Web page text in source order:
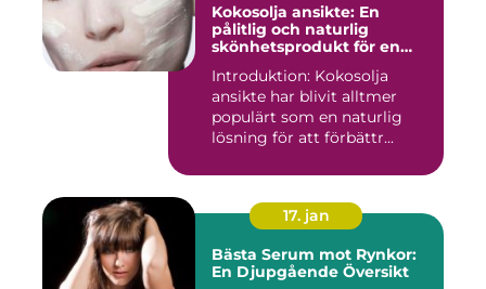
Kokosolja ansikte: En
pålitlig och naturlig
skönhetsprodukt för en
Introduktion: Kokosolja
ansikte har blivit alltmer
populärt som en naturlig
lösning för att förbättr...
17. jan
Bästa Serum mot Rynkor:
En Djupgående Översikt